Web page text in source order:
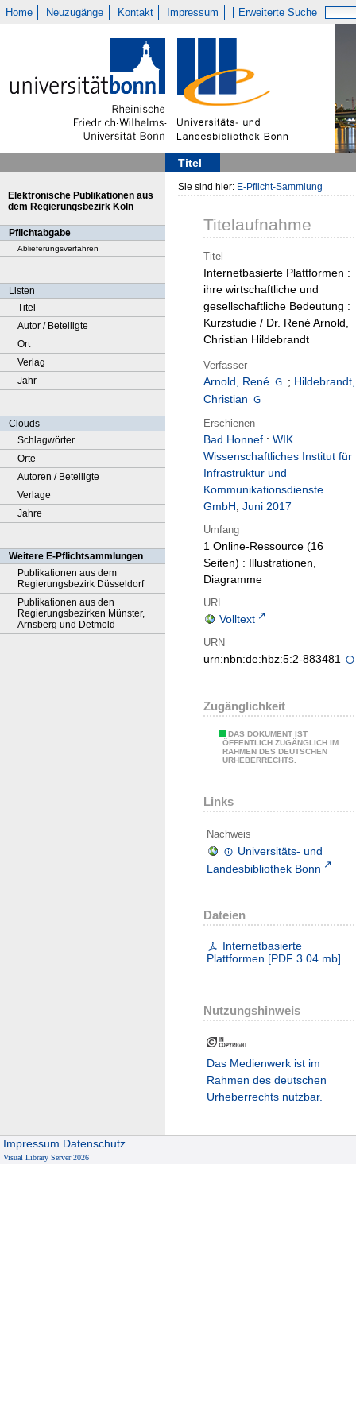
Home Neuzugänge Kontakt Impressum Erweiterte Suche
Titel
Elektronische Publikationen aus
dem Regierungsbezirk Köln
Pflichtabgabe
Ablieferungsverfahren
Listen
Titel
Autor / Beteiligte
Ort
Verlag
Jahr
Clouds
Schlagwörter
Orte
Autoren / Beteiligte
Verlage
Jahre
Weitere E-Pflichtsammlungen
Publikationen aus dem
Regierungsbezirk Düsseldorf
Publikationen aus den
Regierungsbezirken Münster,
Arnsberg und Detmold
Sie sind hier: E-Pflicht-Sammlung
Titelaufnahme
Titel
Internetbasierte Plattformen :
ihre wirtschaftliche und
gesellschaftliche Bedeutung :
Kurzstudie / Dr. René Arnold,
Christian Hildebrandt
Verfasser
Arnold, René ; Hildebrandt,
Christian
Erschienen
Bad Honnef : WIK
Wissenschaftliches Institut für
Infrastruktur und
Kommunikationsdienste
GmbH, Juni 2017
Umfang
1 Online-Ressource (16
Seiten) : Illustrationen,
Diagramme
URL
Volltext
URN
urn:nbn:de:hbz:5:2-883481
Zugänglichkeit
DAS DOKUMENT IST
ÖFFENTLICH ZUGÄNGLICH IM
RAHMEN DES DEUTSCHEN
URHEBERRECHTS.
Links
Nachweis
Universitäts- und
Landesbibliothek Bonn
Dateien
Internetbasierte
Plattformen [PDF 3.04 mb]
Nutzungshinweis
Das Medienwerk ist im
Rahmen des deutschen
Urheberrechts nutzbar.
Impressum Datenschutz
Visual Library Server 2026